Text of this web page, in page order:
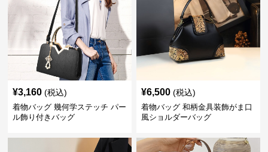
¥3,160 (税込)
着物バッグ 幾何学ステッチ パー
ル飾り付きバッグ
¥6,500 (税込)
着物バッグ 和柄金具装飾がま口
風ショルダーバッグ